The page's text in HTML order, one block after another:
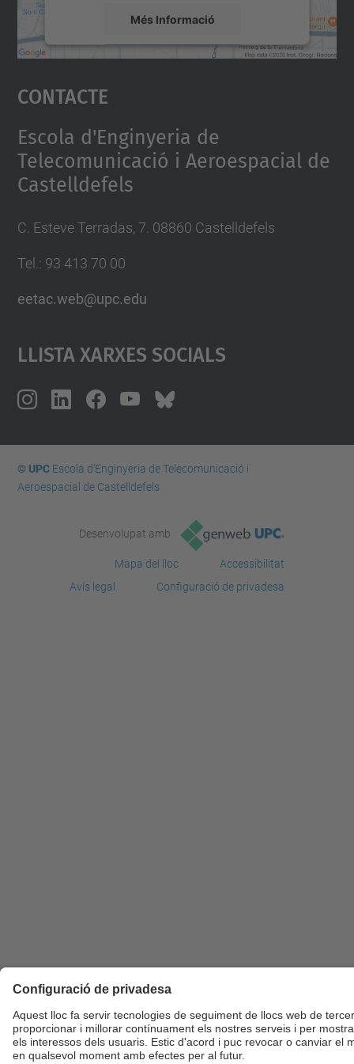
Més Informació
Accepta
powered by
Contacte
Escola d'Enginyeria de
Telecomunicació i Aeroespacial de
Castelldefels
C. Esteve Terradas, 7. 08860 Castelldefels
Tel.: 93 413 70 00
eetac.web@upc.edu
Llista Xarxes Socials
© UPCEscola d'Enginyeria de Telecomunicació i
Aeroespacial de Castelldefels
Desenvolupat amb
Mapa del lloc
Accessibilitat
Avís legal
Configuració de privadesa